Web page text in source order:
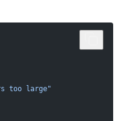
too large"